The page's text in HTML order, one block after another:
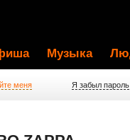
Музыка
меня Я забыл пароль